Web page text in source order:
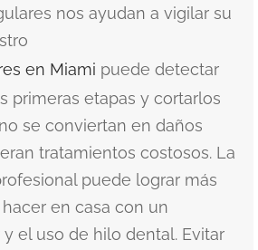
nos ayudan a vigilar su
en Miami puede detectar
primeras etapas y cortarlos
se conviertan en daños
tratamientos costosos. La
puede lograr más
en casa con un
el uso de hilo dental. Evitar